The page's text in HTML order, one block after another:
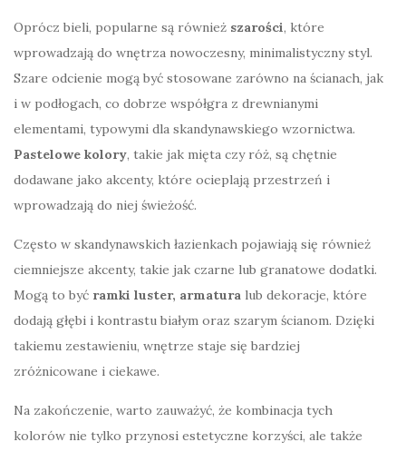
Oprócz bieli, popularne są również szarości, które
wprowadzają do wnętrza nowoczesny, minimalistyczny styl.
Szare odcienie mogą być stosowane zarówno na ścianach, jak
i w podłogach, co dobrze współgra z drewnianymi
elementami, typowymi dla skandynawskiego wzornictwa.
Pastelowe kolory, takie jak mięta czy róż, są chętnie
dodawane jako akcenty, które ocieplają przestrzeń i
wprowadzają do niej świeżość.
Często w skandynawskich łazienkach pojawiają się również
ciemniejsze akcenty, takie jak czarne lub granatowe dodatki.
Mogą to być ramki luster, armatura lub dekoracje, które
dodają głębi i kontrastu białym oraz szarym ścianom. Dzięki
takiemu zestawieniu, wnętrze staje się bardziej
zróżnicowane i ciekawe.
Na zakończenie, warto zauważyć, że kombinacja tych
kolorów nie tylko przynosi estetyczne korzyści, ale także